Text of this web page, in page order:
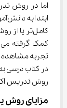
اما در روش
تجربه مشاهده
در کتاب درسی
روش تدریس
مزایای روش